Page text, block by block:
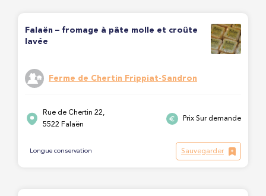
Falaën – fromage à pâte molle et croûte
lavée
Ferme de Chertin Frippiat-Sandron
Rue de Chertin 22,
5522 Falaën
Prix Sur demande
Longue conservation Sauvegarder